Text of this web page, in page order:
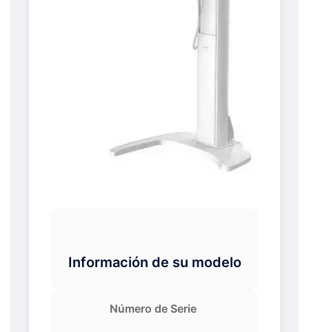
Información de su modelo
Número de Serie